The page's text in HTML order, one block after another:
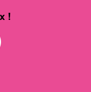
!